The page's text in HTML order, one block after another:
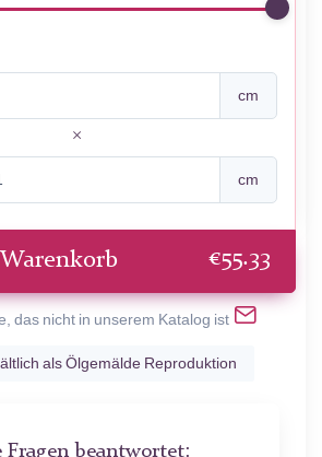
cm
cm
€55.33
das nicht in unserem Katalog ist
als Ölgemälde Reproduktion
Fragen beantwortet: